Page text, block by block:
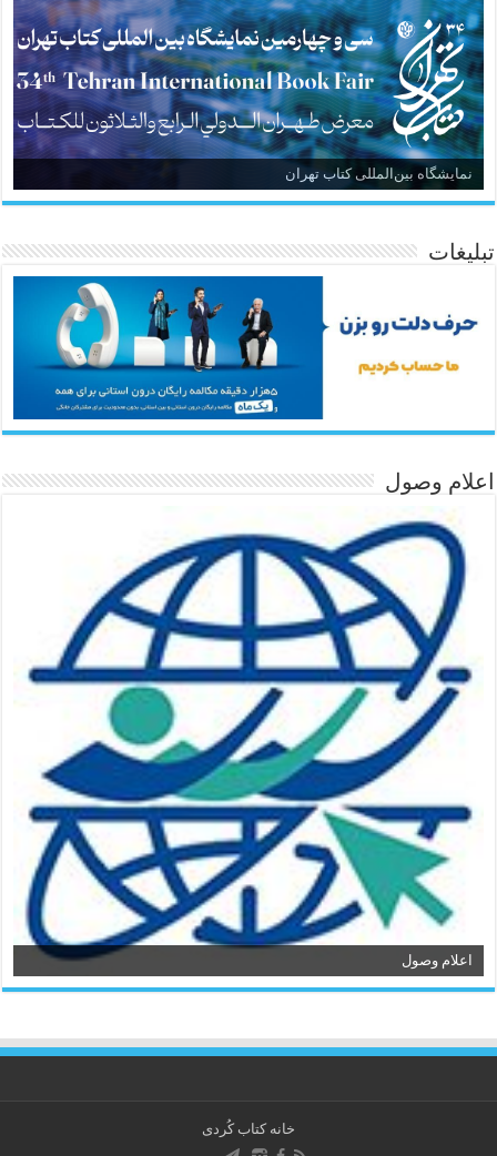
نمایشگاه بین‌المللی کتاب تهران
تبلیغات
اعلام وصول
اعلام وصول
خانه کتاب كُردی